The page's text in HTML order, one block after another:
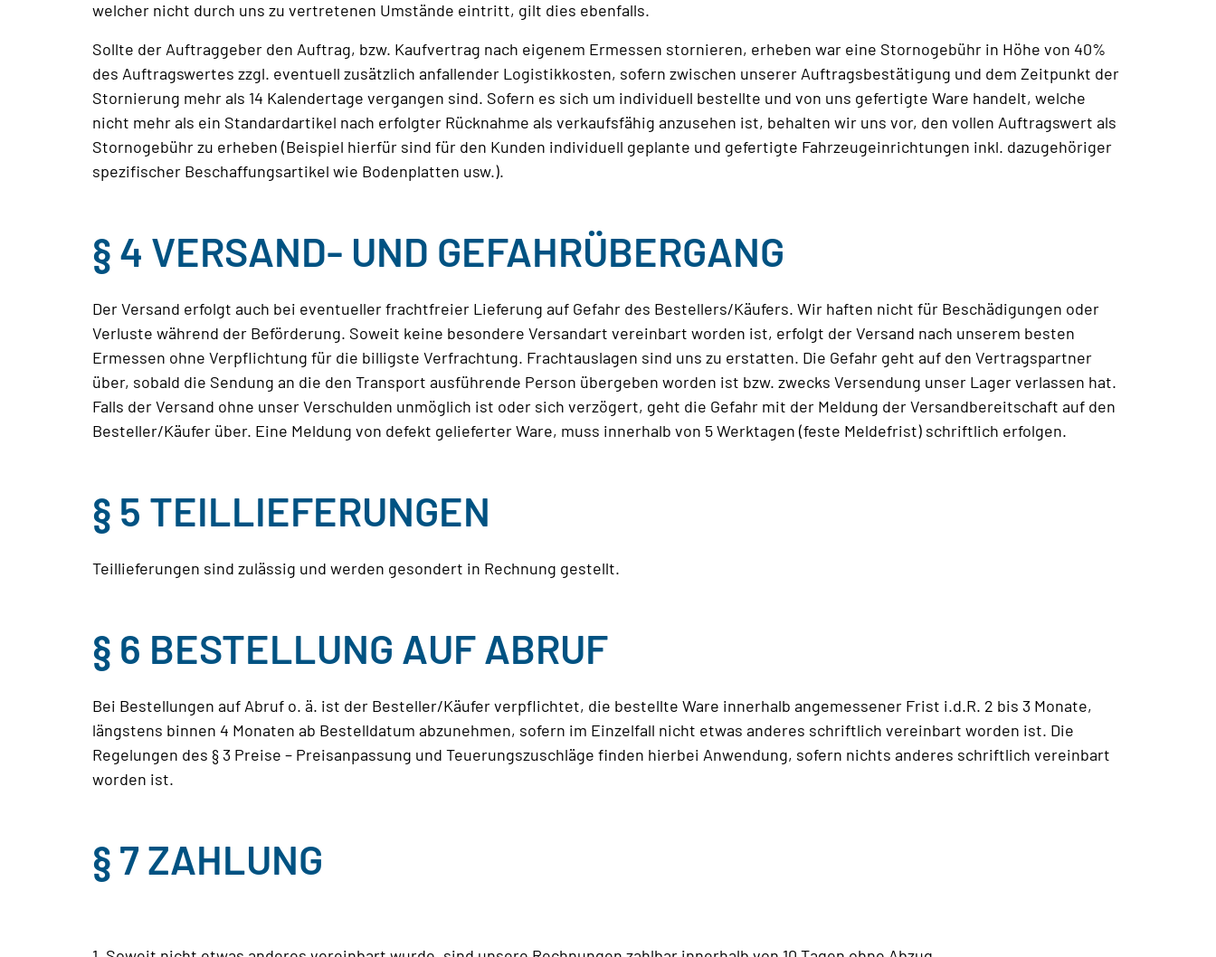
welcher nicht durch uns zu vertretenen Umstände eintritt, gilt dies ebenfalls.
Sollte der Auftraggeber den Auftrag, bzw. Kaufvertrag nach eigenem Ermessen stornieren, erheben war eine Stornogebühr in Höhe von 40%
des Auftragswertes zzgl. eventuell zusätzlich anfallender Logistikkosten, sofern zwischen unserer Auftragsbestätigung und dem Zeitpunkt der
Stornierung mehr als 14 Kalendertage vergangen sind. Sofern es sich um individuell bestellte und von uns gefertigte Ware handelt, welche
nicht mehr als ein Standardartikel nach erfolgter Rücknahme als verkaufsfähig anzusehen ist, behalten wir uns vor, den vollen Auftragswert als
Stornogebühr zu erheben (Beispiel hierfür sind für den Kunden individuell geplante und gefertigte Fahrzeugeinrichtungen inkl. dazugehöriger
spezifischer Beschaffungsartikel wie Bodenplatten usw.).
§ 4 VERSAND- UND GEFAHRÜBERGANG
Der Versand erfolgt auch bei eventueller frachtfreier Lieferung auf Gefahr des Bestellers/Käufers. Wir haften nicht für Beschädigungen oder
Verluste während der Beförderung. Soweit keine besondere Versandart vereinbart worden ist, erfolgt der Versand nach unserem besten
Ermessen ohne Verpflichtung für die billigste Verfrachtung. Frachtauslagen sind uns zu erstatten. Die Gefahr geht auf den Vertragspartner
über, sobald die Sendung an die den Transport ausführende Person übergeben worden ist bzw. zwecks Versendung unser Lager verlassen hat.
Falls der Versand ohne unser Verschulden unmöglich ist oder sich verzögert, geht die Gefahr mit der Meldung der Versandbereitschaft auf den
Besteller/Käufer über. Eine Meldung von defekt gelieferter Ware, muss innerhalb von 5 Werktagen (feste Meldefrist) schriftlich erfolgen.
§ 5 TEILLIEFERUNGEN
Teillieferungen sind zulässig und werden gesondert in Rechnung gestellt.
§ 6 BESTELLUNG AUF ABRUF
Bei Bestellungen auf Abruf o. ä. ist der Besteller/Käufer verpflichtet, die bestellte Ware innerhalb angemessener Frist i.d.R. 2 bis 3 Monate,
längstens binnen 4 Monaten ab Bestelldatum abzunehmen, sofern im Einzelfall nicht etwas anderes schriftlich vereinbart worden ist. Die
Regelungen des § 3 Preise – Preisanpassung und Teuerungszuschläge finden hierbei Anwendung, sofern nichts anderes schriftlich vereinbart
worden ist.
§ 7 ZAHLUNG